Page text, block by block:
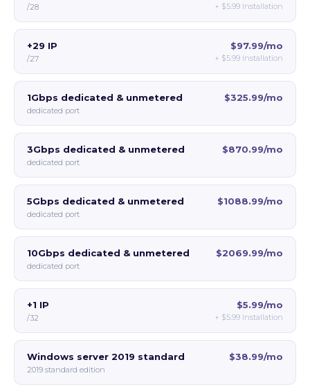
/28 + $5.99 Installation
+29 IP
/27
$97.99/mo
+ $5.99 Installation
1Gbps dedicated & unmetered
dedicated port
$325.99/mo
3Gbps dedicated & unmetered
dedicated port
$870.99/mo
5Gbps dedicated & unmetered
dedicated port
$1088.99/mo
10Gbps dedicated & unmetered
dedicated port
$2069.99/mo
+1 IP
/32
$5.99/mo
+ $5.99 Installation
Windows server 2019 standard
2019 standard edition
$38.99/mo